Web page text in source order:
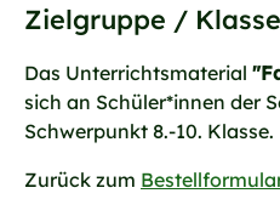
Zielgruppe /
Das Unterrichtsmaterial
sich an Schüler*innen der
Schwerpunkt 8.-10. Klasse.
Zurück zum Bestellformular